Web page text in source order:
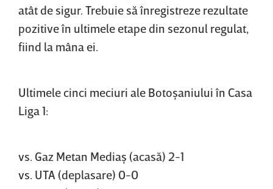
atât de sigur. Trebuie să înregistreze rezultate
pozitive în ultimele etape din sezonul regulat,
fiind la mâna ei.
Ultimele cinci meciuri ale Botoşaniului în Casa
Liga 1:
vs. Gaz Metan Mediaş (acasă) 2-1
vs. UTA (deplasare) 0-0